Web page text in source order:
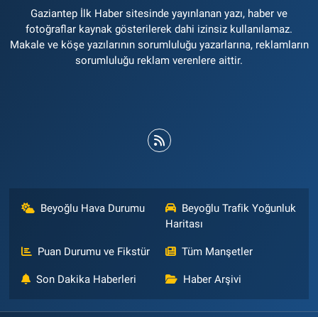
Gaziantep İlk Haber sitesinde yayınlanan yazı, haber ve
fotoğraflar kaynak gösterilerek dahi izinsiz kullanılamaz.
Makale ve köşe yazılarının sorumluluğu yazarlarına, reklamların
sorumluluğu reklam verenlere aittir.
Beyoğlu Hava Durumu
Beyoğlu Trafik Yoğunluk
Haritası
Puan Durumu ve Fikstür Tüm Manşetler
Son Dakika Haberleri Haber Arşivi